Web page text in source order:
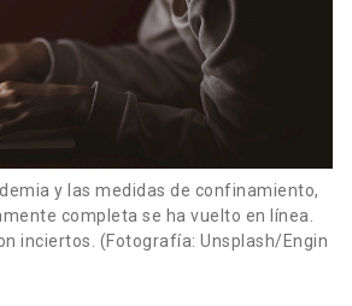
y las medidas de confinamiento,
completa se ha vuelto en línea.
inciertos. (Fotografía: Unsplash/Engin